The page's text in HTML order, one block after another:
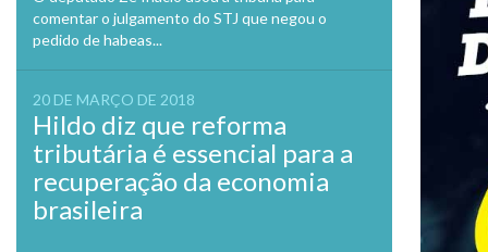
comentar o julgamento do STJ que negou o
pedido de habeas...
20 DE MARÇO DE 2018
Hildo diz que reforma
tributária é essencial para a
recuperação da economia
brasileira